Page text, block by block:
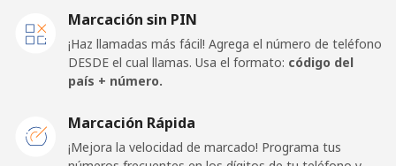
⁦22.5¢⁩ 22 min por ⁦$5⁩ ⁦13¢⁩
Línea fija ⁦45.5¢⁩ 10 min por ⁦$5⁩
Marcación sin PIN
¡Haz llamadas más fácil! Agrega el número de teléfono
DESDE el cual llamas. Usa el formato: código del
país + número.
Marcación Rápida
¡Mejora la velocidad de marcado! Programa tus